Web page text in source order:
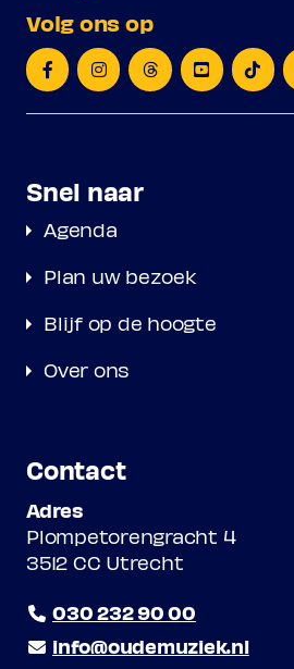
Volg ons op
Snel naar
Agenda
Plan uw bezoek
Blijf op de hoogte
Over ons
Contact
Adres
Plompetorengracht 4
3512 CC Utrecht
030 232 90 00
info@oudemuziek.nl